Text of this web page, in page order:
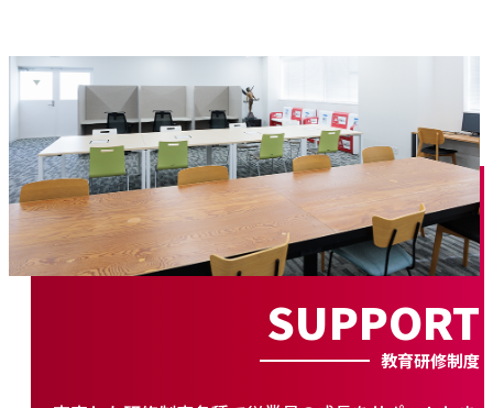
SUPPORT
教育研修制度